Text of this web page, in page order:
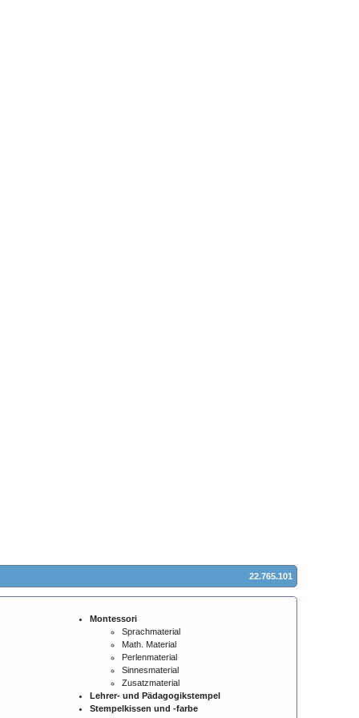
22.765.101
Montessori
Sprachmaterial
Math. Material
Perlenmaterial
Sinnesmaterial
Zusatzmaterial
Lehrer- und Pädagogikstempel
Stempelkissen und -farbe